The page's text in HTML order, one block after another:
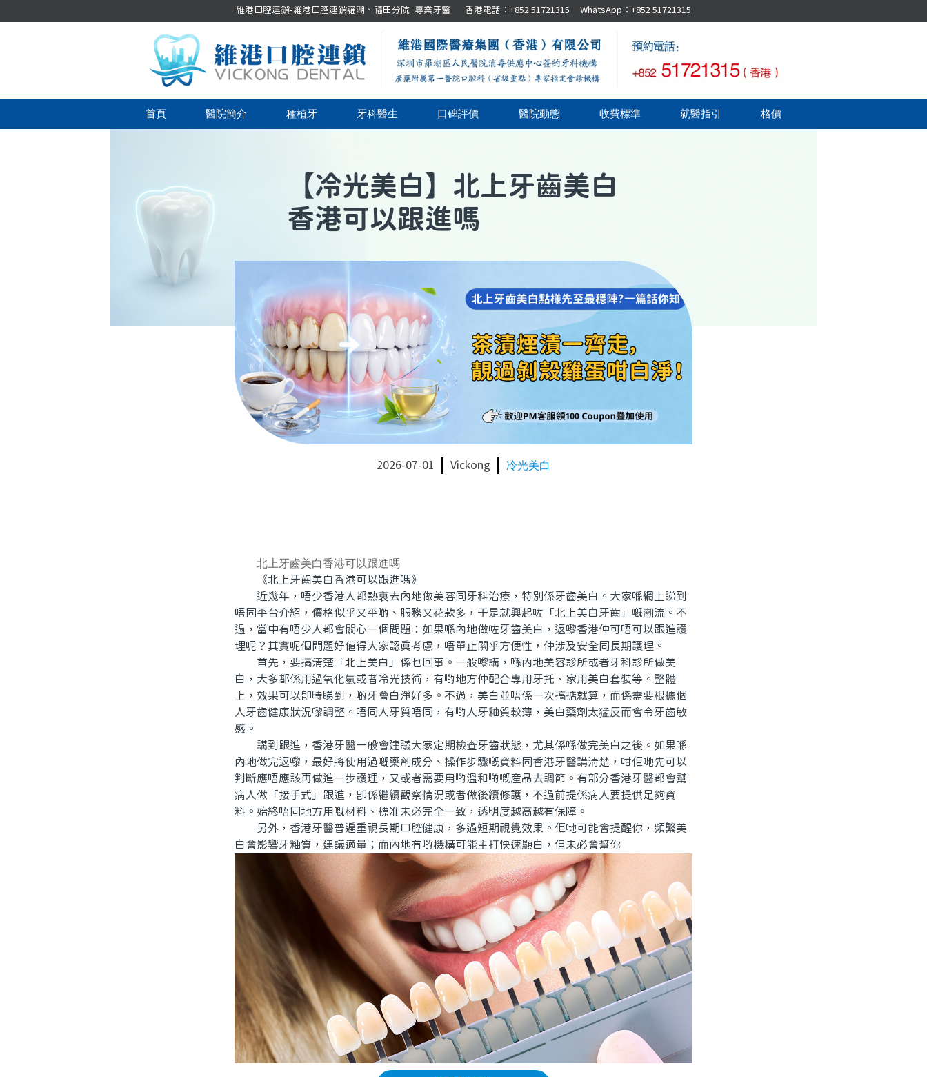
維港口腔連鎖-維港口腔連鎖羅湖、福田分院_專業牙醫 香港電話：+852 51721315 WhatsApp：+852 51721315
首頁 醫院簡介 種植牙 牙科醫生 口碑評價 醫院動態 收費標準 就醫指引 格價
【冷光美白】 北上牙齒美白
香港可以跟進嗎
2026-07-01 Vickong 冷光美白
北上牙齒美白香港可以跟進嗎
《北上牙齒美白香港可以跟進嗎》
近幾年，唔少香港人都熱衷去內地做美容同牙科治療，特別係牙齒美白。大家喺網上睇到
唔同平台介紹，價格似乎又平啲、服務又花款多，于是就興起咗「北上美白牙齒」嘅潮流。不
過，當中有唔少人都會關心一個問題：如果喺內地做咗牙齒美白，返嚟香港仲可唔可以跟進護
理呢？其實呢個問題好值得大家認真考慮，唔單止關乎方便性，仲涉及安全同長期護理。
首先，要搞清楚「北上美白」係乜回事。一般嚟講，喺內地美容診所或者牙科診所做美
白，大多都係用過氧化氫或者冷光技術，有啲地方仲配合專用牙托、家用美白套裝等。整體
上，效果可以即時睇到，啲牙會白淨好多。不過，美白並唔係一次搞掂就算，而係需要根據個
人牙齒健康狀況嚟調整。唔同人牙質唔同，有啲人牙釉質較薄，美白藥劑太猛反而會令牙齒敏
感。
講到跟進，香港牙醫一般會建議大家定期檢查牙齒狀態，尤其係喺做完美白之後。如果喺
內地做完返嚟，最好將使用過嘅藥劑成分、操作步驟嘅資料同香港牙醫講清楚，咁佢哋先可以
判斷應唔應該再做進一步護理，又或者需要用啲溫和啲嘅産品去調節。有部分香港牙醫都會幫
病人做「接手式」跟進，即係繼續觀察情況或者做後續修護，不過前提係病人要提供足夠資
料。始終唔同地方用嘅材料、標准未必完全一致，透明度越高越有保障。
另外，香港牙醫普遍重視長期口腔健康，多過短期視覺效果。佢哋可能會提醒你，頻繁美
白會影響牙釉質，建議適量；而內地有啲機構可能主打快速顯白，但未必會幫你